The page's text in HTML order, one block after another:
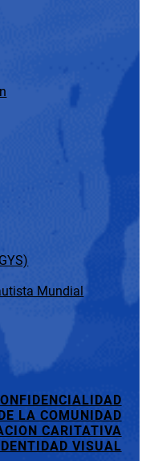
Mundial
LA COMUNIDAD
CARITATIVA
VISUAL